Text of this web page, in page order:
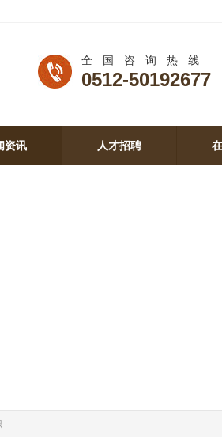
全国咨询热线
0512-50192677
资讯 人才招聘